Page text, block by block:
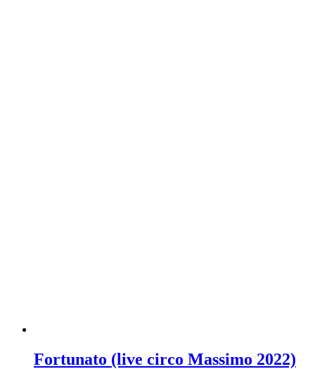
Fortunato (live circo Massimo 2022)